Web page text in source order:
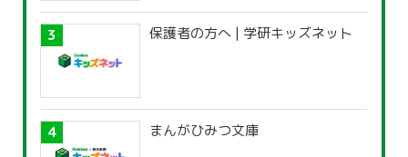
保護者の方へ | 学研キッズネット
まんがひみつ文庫